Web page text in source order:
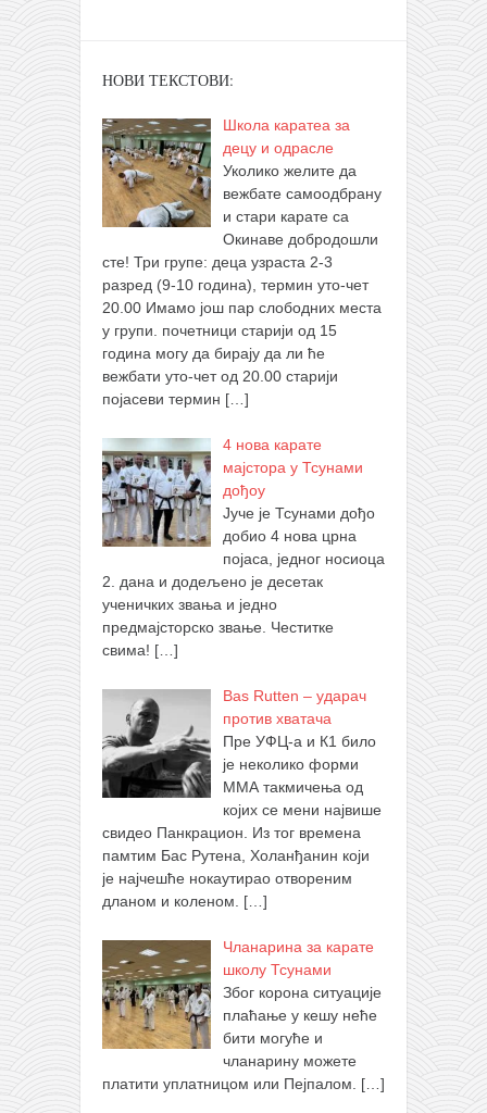
НОВИ ТЕКСТОВИ:
Школа каратеа за
децу и одрасле
Уколико желите да
вежбате самоодбрану
и стари карате са
Окинаве добродошли
сте! Три групе: деца узраста 2-3
разред (9-10 година), термин уто-чет
20.00 Имамо још пар слободних места
у групи. почетници старији од 15
година могу да бирају да ли ће
вежбати уто-чет од 20.00 старији
појасеви термин […]
4 нова карате
мајстора у Тсунами
дођоу
Јуче је Тсунами дођо
добио 4 нова црна
појаса, једног носиоца
2. дана и додељено је десетак
ученичких звања и једно
предмајсторско звање. Честитке
свима! […]
Bas Rutten – ударач
против хватача
Пре УФЦ-а и К1 било
је неколико форми
ММА такмичења од
којих се мени највише
свидео Панкрацион. Из тог времена
памтим Бас Рутена, Холанђанин који
је најчешће нокаутирао отвореним
дланом и коленом. […]
Чланарина за карате
школу Тсунами
Због корона ситуације
плаћање у кешу неће
бити могуће и
чланарину можете
платити уплатницом или Пејпалом. […]